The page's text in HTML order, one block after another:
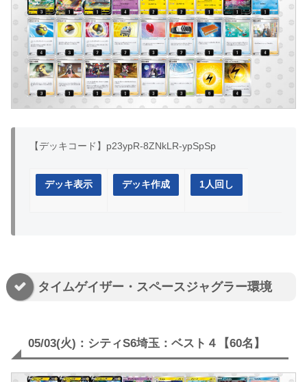
【デッキコード】p23ypR-8ZNkLR-ypSpSp
デッキ表示 デッキ作成 1人回し
タイムゲイザー・スペースジャグラー環境
05/03(火)：シティS6埼玉：ベスト４【60名】